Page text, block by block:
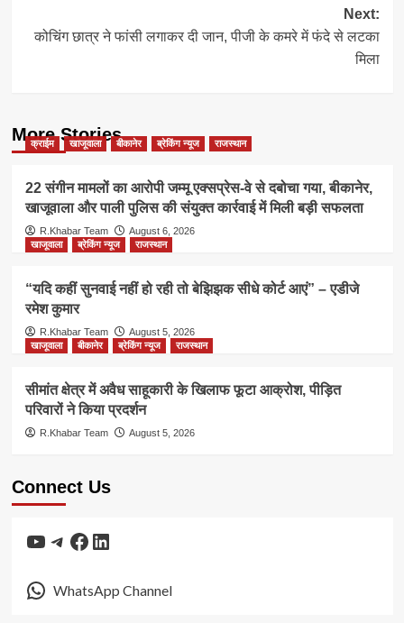
Next:
कोचिंग छात्र ने फांसी लगाकर दी जान, पीजी के कमरे में फंदे से लटका
मिला
More Stories
क्राईम खाजूवाला बीकानेर ब्रेकिंग न्यूज राजस्थान
22 संगीन मामलों का आरोपी जम्मू एक्सप्रेस-वे से दबोचा गया, बीकानेर,
खाजूवाला और पाली पुलिस की संयुक्त कार्रवाई में मिली बड़ी सफलता
R.Khabar Team
August 6, 2026
खाजूवाला
ब्रेकिंग न्यूज राजस्थान
“यदि कहीं सुनवाई नहीं हो रही तो बेझिझक सीधे कोर्ट आएं” – एडीजे
रमेश कुमार
R.Khabar Team
August 5, 2026
खाजूवाला
बीकानेर ब्रेकिंग न्यूज राजस्थान
सीमांत क्षेत्र में अवैध साहूकारी के खिलाफ फूटा आक्रोश, पीड़ित
परिवारों ने किया प्रदर्शन
R.Khabar Team August 5, 2026
Connect Us
YouTube
Telegram
Facebook
LinkedIn
WhatsApp Channel